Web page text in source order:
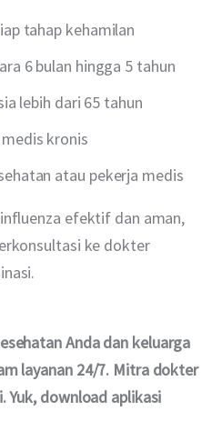
tahap kehamilan
6 bulan hingga 5 tahun
lebih dari 65 tahun
kronis
atau pekerja medis
efektif dan aman,
ke dokter
Anda dan keluarga
layanan 24/7. Mitra dokter
Yuk, download aplikasi